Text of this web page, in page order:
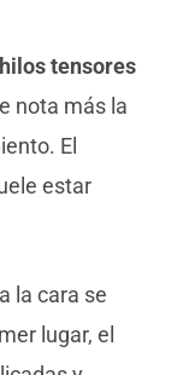
tensores
nota más la
El
estar
la cara se
lugar, el